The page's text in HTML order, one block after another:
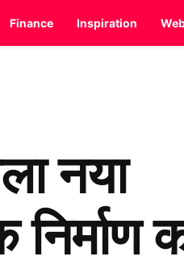
Finance Inspiration
नया